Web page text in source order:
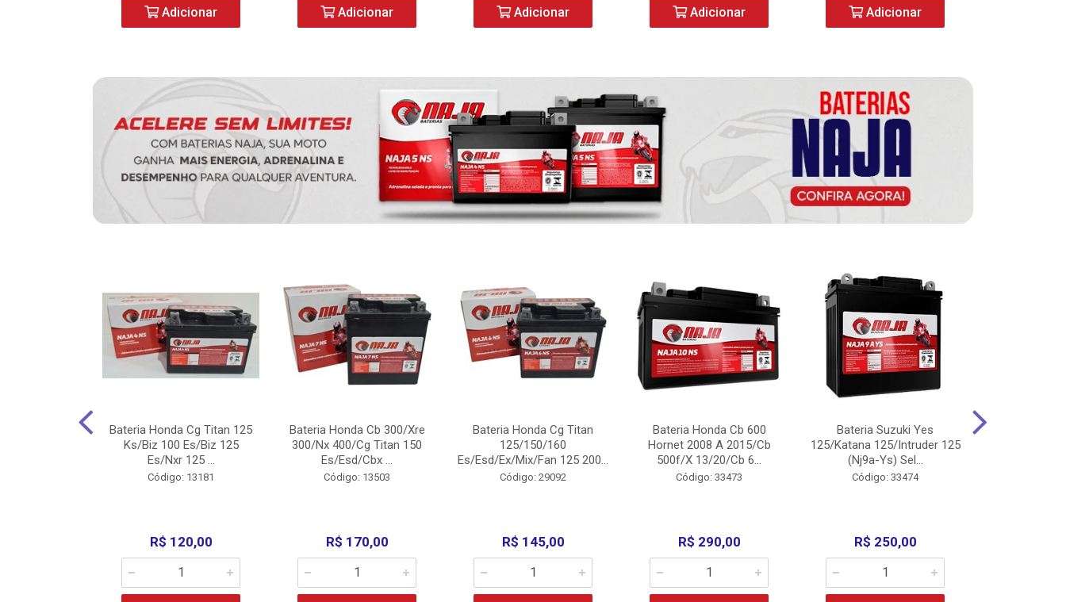
Adicionar Adicionar Adicionar Adicionar Adicionar
Bateria Honda Cg Titan 125
Ks/Biz 100 Es/Biz 125
Es/Nxr 125 ...
Código: 13181
R$ 120,00
Bateria Honda Cb 300/Xre
300/Nx 400/Cg Titan 150
Es/Esd/Cbx ...
Código: 13503
R$ 170,00
Bateria Honda Cg Titan
125/150/160
Es/Esd/Ex/Mix/Fan 125 200...
Código: 29092
R$ 145,00
Bateria Honda Cb 600
Hornet 2008 A 2015/Cb
500f/X 13/20/Cb 6...
Código: 33473
R$ 290,00
Bateria Suzuki Yes
125/Katana 125/Intruder 125
(Nj9a-Ys) Sel...
Código: 33474
R$ 250,00